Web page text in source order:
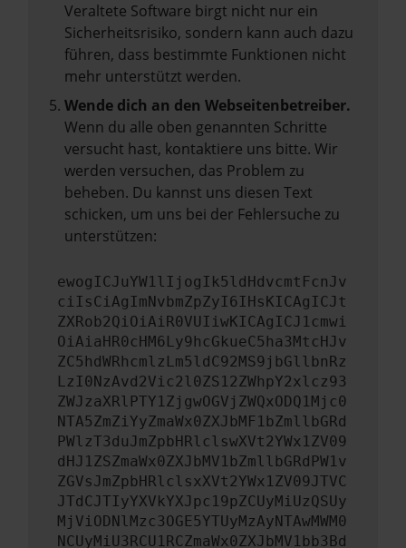
Veraltete Software birgt nicht nur ein
Sicherheitsrisiko, sondern kann auch dazu
führen, dass bestimmte Funktionen nicht
mehr unterstützt werden.
Wende dich an den Webseitenbetreiber.
Wenn du alle oben genannten Schritte
versucht hast, kontaktiere uns bitte. Wir
werden versuchen, das Problem zu
beheben. Du kannst uns diesen Text
schicken, um uns bei der Fehlersuche zu
unterstützen:
ewogICJuYW1lIjogIk5ldHdvcmtFcnJv
ciIsCiAgImNvbmZpZyI6IHsKICAgICJt
ZXRob2QiOiAiR0VUIiwKICAgICJ1cmwi
OiAiaHR0cHM6Ly9hcGkueC5ha3MtcHJv
ZC5hdWRhcmlzLm5ldC92MS9jbGllbnRz
LzI0NzAvd2Vic2l0ZS12ZWhpY2xlcz93
ZWJzaXRlPTY1ZjgwOGVjZWQxODQ1Mjc0
NTA5ZmZiYyZmaWx0ZXJbMF1bZmllbGRd
PWlzT3duJmZpbHRlclswXVt2YWx1ZV09
dHJ1ZSZmaWx0ZXJbMV1bZmllbGRdPW1v
ZGVsJmZpbHRlclsxXVt2YWx1ZV09JTVC
JTdCJTIyYXVkYXJpc19pZCUyMiUzQSUy
MjViODNlMzc3OGE5YTUyMzAyNTAwMWM0
NCUyMiU3RCU1RCZmaWx0ZXJbMV1bb3Bd